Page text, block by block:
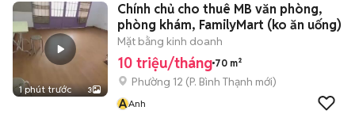
1 phút trước 3
Chính chủ cho thuê MB văn phòng,
phòng khám, FamilyMart (ko ăn uống)
Mặt bằng kinh doanh
10 triệu/tháng 70 m²
Phường 12 (P. Bình Thạnh mới)
AAnh